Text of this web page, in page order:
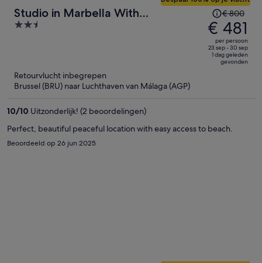
Studio in Marbella With
Beachfront Pool
2.5
De
prijs
was
€ 800,
de
persoon
€ 800
€ 481
per persoon
23 sep - 30 sep
1 dag geleden
gevonden
Retourvlucht inbegrepen
Brussel (BRU) naar Luchthaven van Málaga (AGP)
10/10 Uitzonderlijk! (2 beoordelingen)
Perfect, beautiful peaceful location with easy access to beach.
Beoordeeld op 26 jun 2025